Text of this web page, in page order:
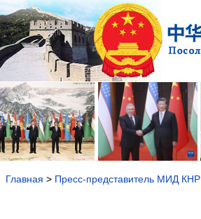
Главная > Пресс-представитель МИД КНР